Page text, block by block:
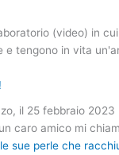
(video) in
e tengono in vita
il 25 febbraio
caro amico mi
sue perle che